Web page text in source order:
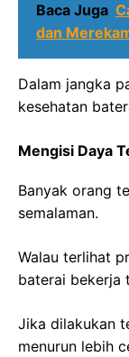
Baca Juga
dan
Dalam jangka
kesehatan
Mengisi Daya
Banyak orang
semalaman.
Walau terlihat
baterai bekerja
Jika dilakukan
menurun lebih